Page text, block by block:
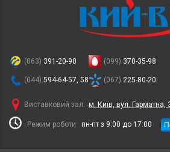
(063) 391-20-90
(044) 594-64-57, 58
(099) 370-35-98
(067) 225-80-20
Виставковий зал: м. Київ, вул. Гарматна,
Режим роботи: пн-пт з 9:00 до 17:00